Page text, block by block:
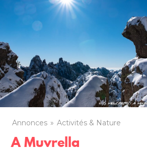
Annonces Activités & Nature
A Muvrella